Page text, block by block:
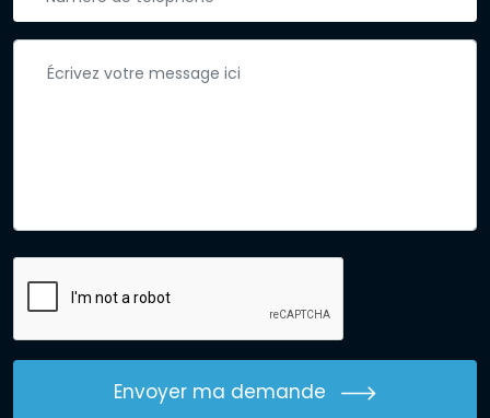
Envoyer ma demande